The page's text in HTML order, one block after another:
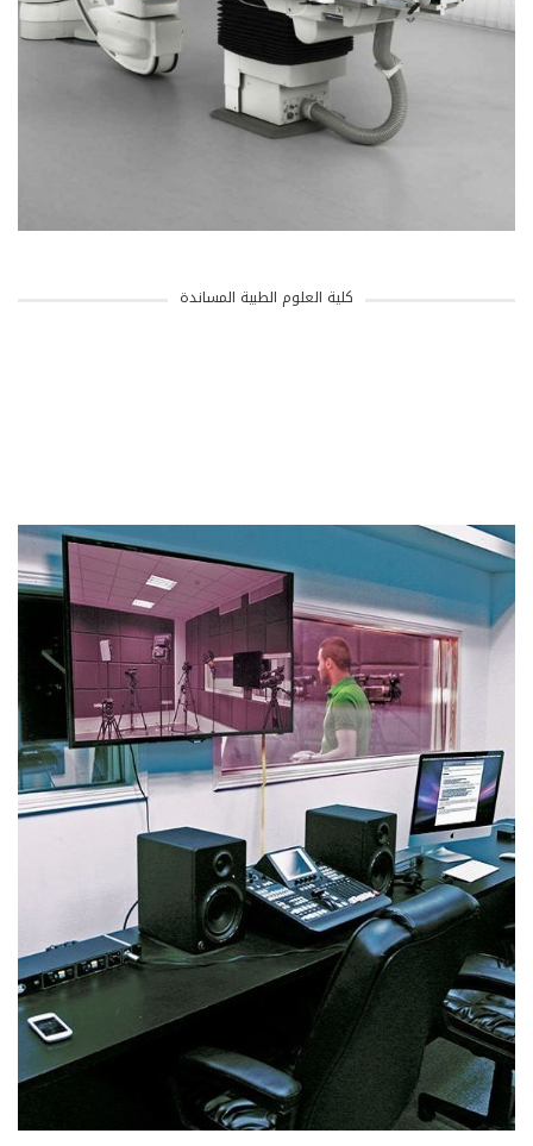
كلية العلوم الطبية المساندة